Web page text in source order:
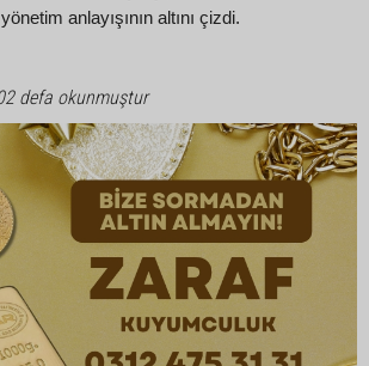
anlayışının altını çizdi.
defa okunmuştur